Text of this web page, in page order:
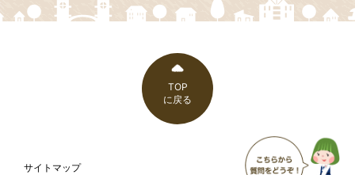
TOP
に戻る
サイトマップ